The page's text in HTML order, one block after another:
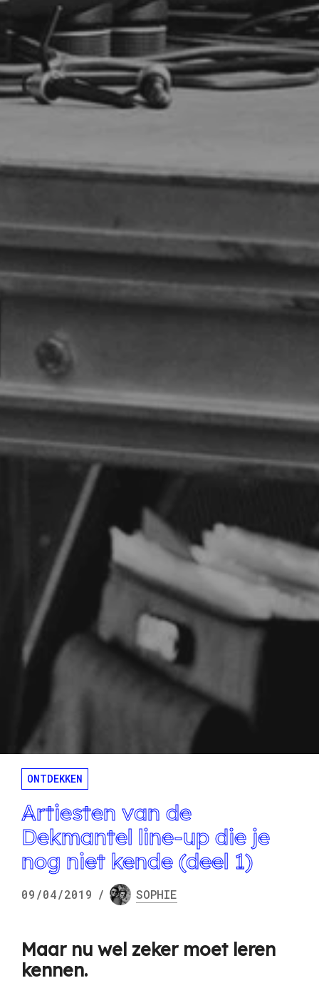
ONTDEKKEN
Artiesten van de
Dekmantel line-up die je
nog niet kende (deel 1)
09/04/2019 / SOPHIE
Maar nu wel zeker moet leren
kennen.